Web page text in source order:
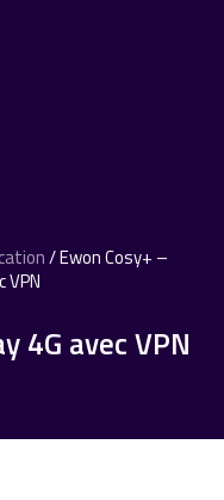
/ Ewon Cosy+ –
VPN
4G avec VPN